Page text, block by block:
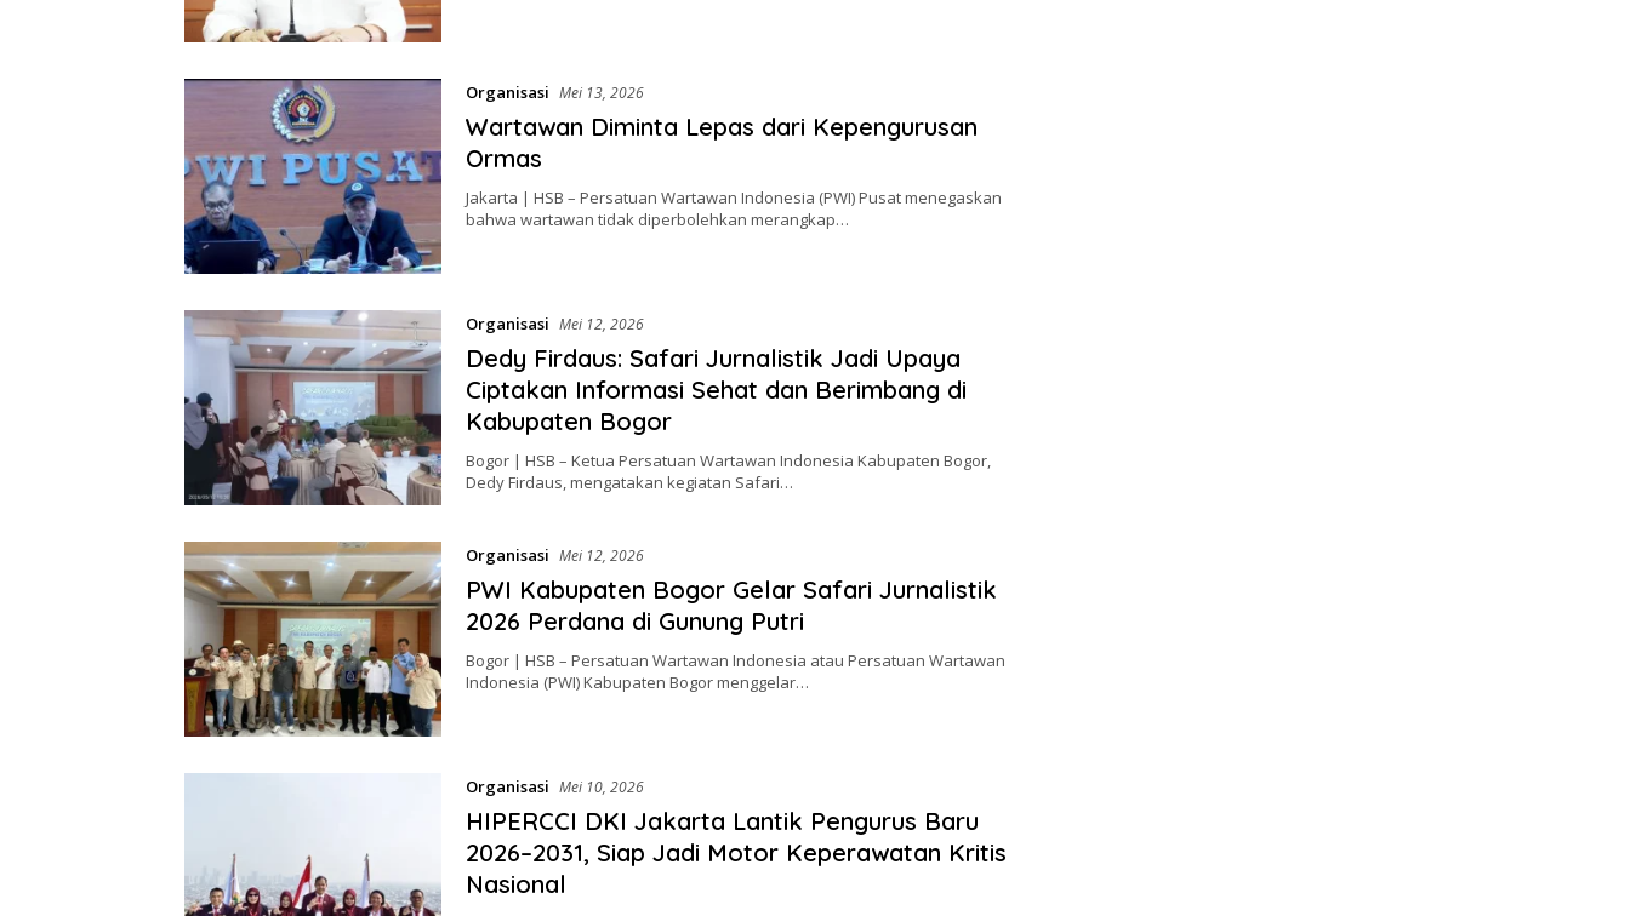
Organisasi Mei 13, 2026
Wartawan Diminta Lepas dari Kepengurusan
Ormas
Jakarta | HSB – Persatuan Wartawan Indonesia (PWI) Pusat menegaskan
bahwa wartawan tidak diperbolehkan merangkap…
Organisasi Mei 12, 2026
Dedy Firdaus: Safari Jurnalistik Jadi Upaya
Ciptakan Informasi Sehat dan Berimbang di
Kabupaten Bogor
Bogor | HSB – Ketua Persatuan Wartawan Indonesia Kabupaten Bogor,
Dedy Firdaus, mengatakan kegiatan Safari…
Organisasi Mei 12, 2026
PWI Kabupaten Bogor Gelar Safari Jurnalistik
2026 Perdana di Gunung Putri
Bogor | HSB – Persatuan Wartawan Indonesia atau Persatuan Wartawan
Indonesia (PWI) Kabupaten Bogor menggelar…
Organisasi Mei 10, 2026
HIPERCCI DKI Jakarta Lantik Pengurus Baru
2026–2031, Siap Jadi Motor Keperawatan Kritis
Nasional